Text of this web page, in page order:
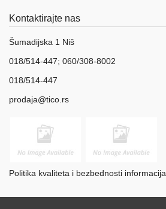
Kontaktirajte nas
Šumadijska 1 Niš
018/514-447; 060/308-8002
018/514-447
prodaja@tico.rs
Politika kvaliteta i bezbednosti informacija